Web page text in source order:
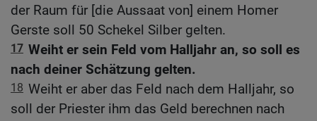
der Raum für [die Aussaat von] einem Homer
Gerste soll 50 Schekel Silber gelten.
17 Weiht er sein Feld vom Halljahr an, so soll es
nach deiner Schätzung gelten.
18 Weiht er aber das Feld nach dem Halljahr, so
soll der Priester ihm das Geld berechnen nach